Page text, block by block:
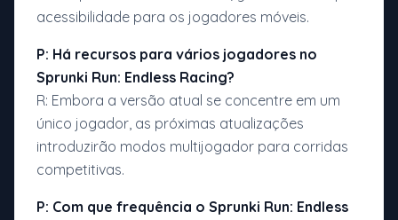
acessibilidade para os jogadores móveis.
P: Há recursos para vários jogadores no
Sprunki Run: Endless Racing?
R: Embora a versão atual se concentre em um
único jogador, as próximas atualizações
introduzirão modos multijogador para corridas
competitivas.
P: Com que frequência o Sprunki Run: Endless